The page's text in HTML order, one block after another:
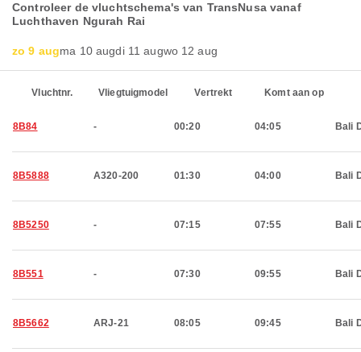
Controleer de vluchtschema's van TransNusa vanaf
Luchthaven Ngurah Rai
zo 9 augma 10 augdi 11 augwo 12 aug
Vluchtnr. Vliegtuigmodel Vertrekt Komt aan op
8B84 - 00:20 04:05 Bali
8B5888 A320-200 01:30 04:00 Bali
8B5250 - 07:15 07:55 Bali
8B551 - 07:30 09:55 Bali
8B5662 ARJ-21 08:05 09:45 Bali